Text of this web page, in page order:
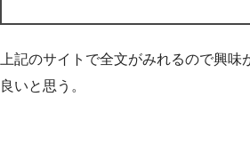
上記のサイトで全文がみれるので興味
良いと思う。